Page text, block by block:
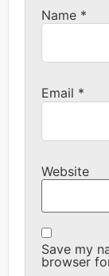
Name *
Email *
Website
Save my
browser